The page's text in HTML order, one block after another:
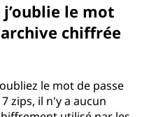
le mot
chiffrée
le mot de passe
zips, il n'y a aucun